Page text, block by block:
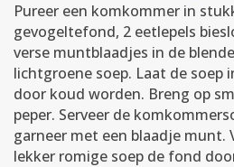
Pureer een komkommer in
gevogeltefond, 2 eetlepels
verse muntblaadjes in de
lichtgroene soep. Laat de soep
door koud worden. Breng op
peper. Serveer de
garneer met een blaadje munt.
lekker romige soep de fond